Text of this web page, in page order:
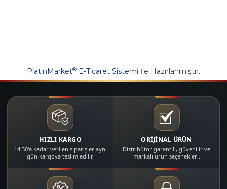
PlatinMarket® E-Ticaret Sistemi İle Hazırlanmıştır.
HIZLI KARGO
14:30'a kadar verilen siparişler aynı
gün kargoya teslim edilir.
ORİJİNAL ÜRÜN
Distribütör garantili, güvenilir ve
markalı ürün seçenekleri.